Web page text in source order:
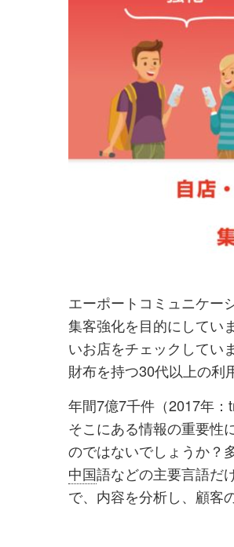
エーポートコミュニケー
集客強化を目的にしてい
いお店をチェックしてい
財布を持つ30代以上の利
年間7億7千件（2017年
そこにある情報の重要性
のではないでしょうか？
中国語などの主要言語だ
で、内容を分析し、顧客